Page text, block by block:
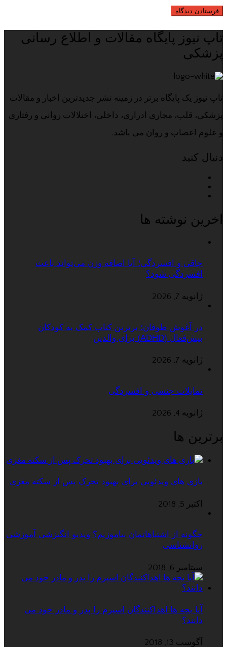
تاپ نیوز پایگاه مقالات و اطلاع رسانی
پزشکی
تاپ نیوز یک پایگاه برتر در زمینه نشر جدیدترین اخبار و مقالات
پزشکی، قلب، مجاری ادراری، داخلی، اختلالات روانی و رفتاری
و علوم اعصاب و روان می باشد.
دنبال کنید
اخرین نوشته ها
چاقی و افسردگی؛ آیا اضافه وزن می‌تواند باعث
افسردگی شود؟
ژانویه 7, 2026
در آغوش طوفان؛ برترین کتاب کمک به کودکان
بیش‌فعال (ADHD) برای والدین
ژانویه 7, 2026
تمایلات جنسی و افسردگی
ژانویه 4, 2026
برترین ها
بازی های ویدئویی برای بهبود تحرک پس از سکته مغزی
اکتبر 5, 2018
چگونه از اشتباهاتمان بیاموزیم؟ ویدیو انگیزشی آموزشی
روانشناسی
سپتامبر 6, 2018
آیا بچه ها اهداکنندگان اسپرم را پدر و مادر خود می
دانند؟
آگوست 13, 2018